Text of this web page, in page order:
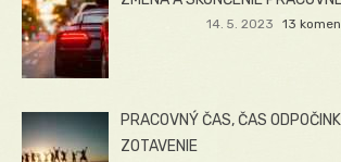
14. 5. 2023 13
PRACOVNÝ ČAS, ČAS
ZOTAVENIE